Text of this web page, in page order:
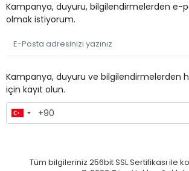
Kampanya, duyuru, bilgilendirmelerden e-
olmak istiyorum.
Kampanya, duyuru ve bilgilendirmelerden
için kayıt olun.
Tüm bilgileriniz 256bit SSL Sertifikası ile